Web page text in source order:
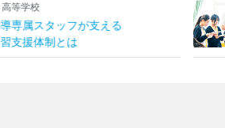
等学校
専属スタッフが支える
支援体制とは